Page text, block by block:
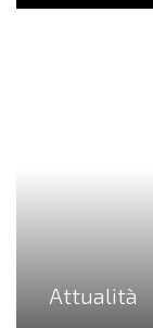
Attualità